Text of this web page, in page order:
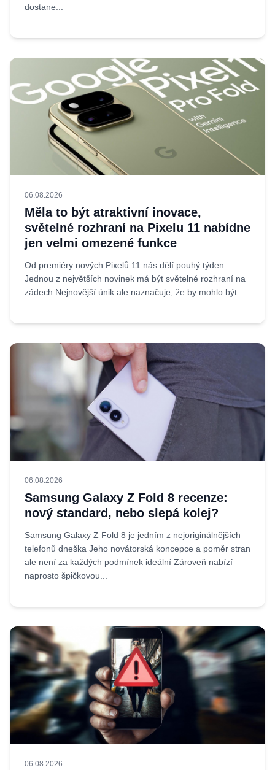
dostane...
06.08.2026
Měla to být atraktivní inovace,
světelné rozhraní na Pixelu 11 nabídne
jen velmi omezené funkce
Od premiéry nových Pixelů 11 nás dělí pouhý týden
Jednou z největších novinek má být světelné rozhraní na
zádech Nejnovější únik ale naznačuje, že by mohlo být...
06.08.2026
Samsung Galaxy Z Fold 8 recenze:
nový standard, nebo slepá kolej?
Samsung Galaxy Z Fold 8 je jedním z nejoriginálnějších
telefonů dneška Jeho novátorská koncepce a poměr stran
ale není za každých podmínek ideální Zároveň nabízí
naprosto špičkovou...
06.08.2026